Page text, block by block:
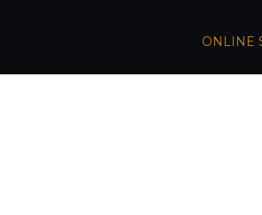
ONLINE